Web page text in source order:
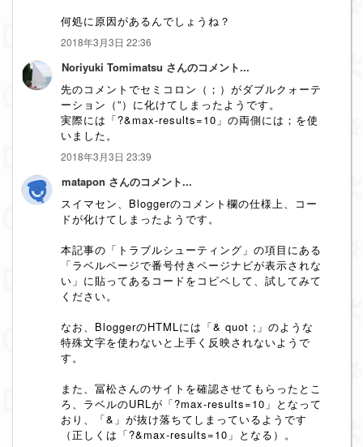
何処に原因があるんでしょうね？
2018年3月3日 22:36
Noriyuki Tomimatsu さんのコメント...
先のコメントでセミコロン（；）がダブルクォーテ
ーション（”）に化けてしまったようです。
実際には「?&max-results=10」の両側には；を使
いました。
2018年3月3日 23:39
matapon さんのコメント...
スイマセン、Bloggerのコメント欄の仕様上、コー
ドが化けてしまったようです。
本記事の「トラブルシューティング」の項目にある
「ラベルページで番号付きページナビが表示されな
い」に貼ってあるコードをコピペして、試してみて
ください。
なお、BloggerのHTMLには「& quot ;」のような
特殊文字を使わないと上手く反映されないようで
す。
また、冨松さんのサイトを確認させてもらったとこ
ろ、ラベルのURLが「?max-results=10」となって
おり、「&」が抜け落ちてしまっているようです
（正しくは「?&max-results=10」となる）。